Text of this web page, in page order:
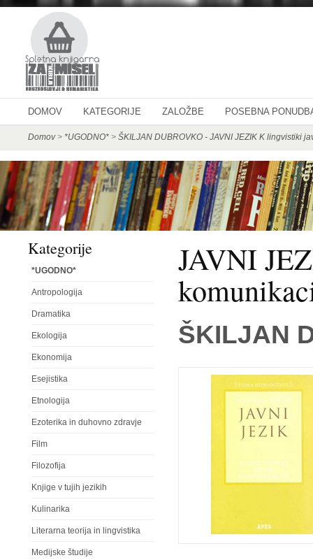
DOMOV KATEGORIJE ZALOŽBE POSEBNA
Domov> *UGODNO* > ŠKILJAN DUBROVKO - JAVNI JEZIK K lingvistiki
Kategorije
*UGODNO*
Antropologija
Dramatika
Ekologija
Ekonomija
Esejistika
Etnologija
Ezoterika in duhovno zdravje
Film
Filozofija
Knjige v tujih jezikih
Kulinarika
Literarna teorija in lingvistika
Medijske študije
JAVNI
ŠKILJAN